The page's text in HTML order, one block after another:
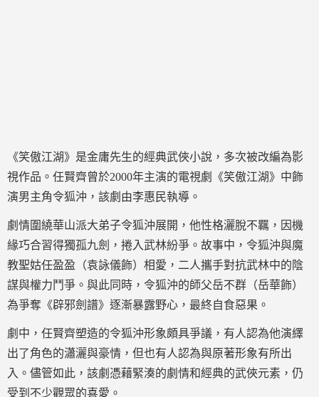
《笑傲江湖》是金庸先生的經典武俠小說，多次被改編為影
視作品。任賢齊曾於2000年主演的電視劇《笑傲江湖》中飾
演男主角令狐沖，該劇由李惠民執導。
劇情圍繞華山派大弟子令狐沖展開，他性格灑脫不羈，因機
緣巧合習得獨孤九劍，捲入武林紛爭。故事中，令狐沖與魔
教聖姑任盈盈（袁詠儀飾）相愛，二人攜手對抗武林中的陰
謀與權力鬥爭。與此同時，令狐沖的師父岳不群（岳華飾）
為爭奪《辟邪劍譜》逐漸暴露野心，最終自食惡果。
劇中，任賢齊塑造的令狐沖形象頗具爭議，有人認為他演繹
出了角色的瀟灑與豪情，但也有人認為與原著形象有所出
入。儘管如此，該劇憑藉緊湊的劇情和經典的武俠元素，仍
受到不少觀眾的喜愛。